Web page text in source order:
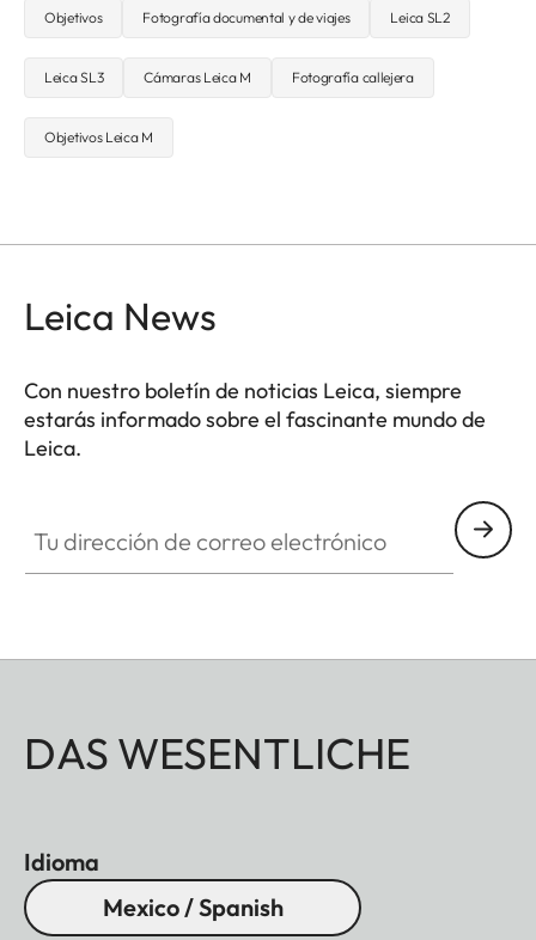
Objetivos Fotografía documental y de viajes Leica SL2
Leica SL3 Cámaras Leica M Fotografía callejera
Objetivos Leica M
Leica News
Con nuestro boletín de noticias Leica, siempre
estarás informado sobre el fascinante mundo de
Leica.
DAS WESENTLICHE
Idioma
Mexico / Spanish